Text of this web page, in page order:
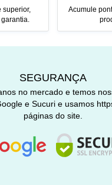
superior,
Acumule
SEGURANÇA
no mercado e temos
e Sucuri e usamos
páginas do site.